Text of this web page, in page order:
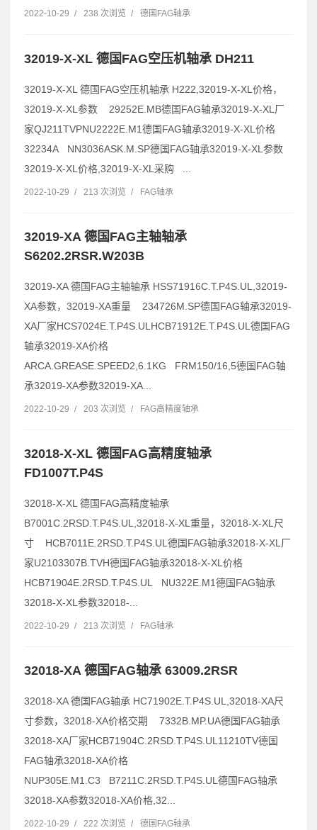
2022-10-29 / 238 次浏览 / 德国FAG轴承
32019-X-XL 德国FAG空压机轴承 DH211
32019-X-XL 德国FAG空压机轴承 H222,32019-X-XL价格，
32019-X-XL参数 29252E.MB德国FAG轴承32019-X-XL厂
家QJ211TVPNU2222E.M1德国FAG轴承32019-X-XL价格
32234A NN3036ASK.M.SP德国FAG轴承32019-X-XL参数
32019-X-XL价格,32019-X-XL采购 ...
2022-10-29 / 213 次浏览 / FAG轴承
32019-XA 德国FAG主轴轴承
S6202.2RSR.W203B
32019-XA 德国FAG主轴轴承 HSS71916C.T.P4S.UL,32019-
XA参数，32019-XA重量 234726M.SP德国FAG轴承32019-
XA厂家HCS7024E.T.P4S.ULHCB71912E.T.P4S.UL德国FAG
轴承32019-XA价格
ARCA.GREASE.SPEED2,6.1KG FRM150/16,5德国FAG轴
承32019-XA参数32019-XA...
2022-10-29 / 203 次浏览 / FAG高精度轴承
32018-X-XL 德国FAG高精度轴承
FD1007T.P4S
32018-X-XL 德国FAG高精度轴承
B7001C.2RSD.T.P4S.UL,32018-X-XL重量，32018-X-XL尺
寸 HCB7011E.2RSD.T.P4S.UL德国FAG轴承32018-X-XL厂
家U2103307B.TVH德国FAG轴承32018-X-XL价格
HCB71904E.2RSD.T.P4S.UL NU322E.M1德国FAG轴承
32018-X-XL参数32018-...
2022-10-29 / 213 次浏览 / FAG轴承
32018-XA 德国FAG轴承 63009.2RSR
32018-XA 德国FAG轴承 HC71902E.T.P4S.UL,32018-XA尺
寸参数，32018-XA价格交期 7332B.MP.UA德国FAG轴承
32018-XA厂家HCB71904C.2RSD.T.P4S.UL11210TV德国
FAG轴承32018-XA价格
NUP305E.M1.C3 B7211C.2RSD.T.P4S.UL德国FAG轴承
32018-XA参数32018-XA价格,32...
2022-10-29 / 222 次浏览 / 德国FAG轴承